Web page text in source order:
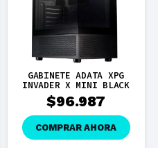
GABINETE ADATA XPG
INVADER X MINI BLACK
$96.987
COMPRAR AHORA